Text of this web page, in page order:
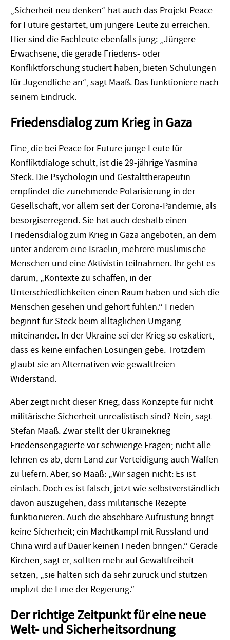
„Sicherheit neu denken“ hat auch das Projekt Peace
for Future gestartet, um jüngere Leute zu erreichen.
Hier sind die Fachleute ebenfalls jung: „Jüngere
Erwachsene, die gerade Friedens- oder
Konfliktforschung studiert haben, bieten Schulungen
für Jugendliche an“, sagt Maaß. Das funktioniere nach
seinem Eindruck.
Friedensdialog zum Krieg in Gaza
Eine, die bei Peace for Future junge Leute für
Konfliktdialoge schult, ist die 29-jährige Yasmina
Steck. Die Psychologin und Gestalttherapeutin
empfindet die zunehmende Polarisierung in der
Gesellschaft, vor allem seit der Corona-Pandemie, als
besorgiserregend. Sie hat auch deshalb einen
Friedensdialog zum Krieg in Gaza angeboten, an dem
unter anderem eine Israelin, mehrere muslimische
Menschen und eine Aktivistin teilnahmen. Ihr geht es
darum, „Kontexte zu schaffen, in der
Unterschiedlichkeiten einen Raum haben und sich die
Menschen gesehen und gehört fühlen.“ Frieden
beginnt für Steck beim alltäglichen Umgang
miteinander. In der Ukraine sei der Krieg so eskaliert,
dass es keine einfachen Lösungen gebe. Trotzdem
glaubt sie an Alternativen wie gewaltfreien
Widerstand.
Aber zeigt nicht dieser Krieg, dass Konzepte für nicht
militärische Sicherheit unrealistisch sind? Nein, sagt
Stefan Maaß. Zwar stellt der Ukrainekrieg
Friedensengagierte vor schwierige Fragen; nicht alle
lehnen es ab, dem Land zur Verteidigung auch Waffen
zu liefern. Aber, so Maaß: „Wir sagen nicht: Es ist
einfach. Doch es ist falsch, jetzt wie selbstverständlich
davon auszugehen, dass militärische Rezepte
funktionieren. Auch die absehbare Aufrüstung bringt
keine Sicherheit; ein Machtkampf mit Russland und
China wird auf Dauer keinen Frieden bringen.“ Gerade
Kirchen, sagt er, sollten mehr auf Gewaltfreiheit
setzen, „sie halten sich da sehr zurück und stützen
implizit die Linie der Regierung.“
Der richtige Zeitpunkt für eine neue
Welt- und Sicherheitsordnung